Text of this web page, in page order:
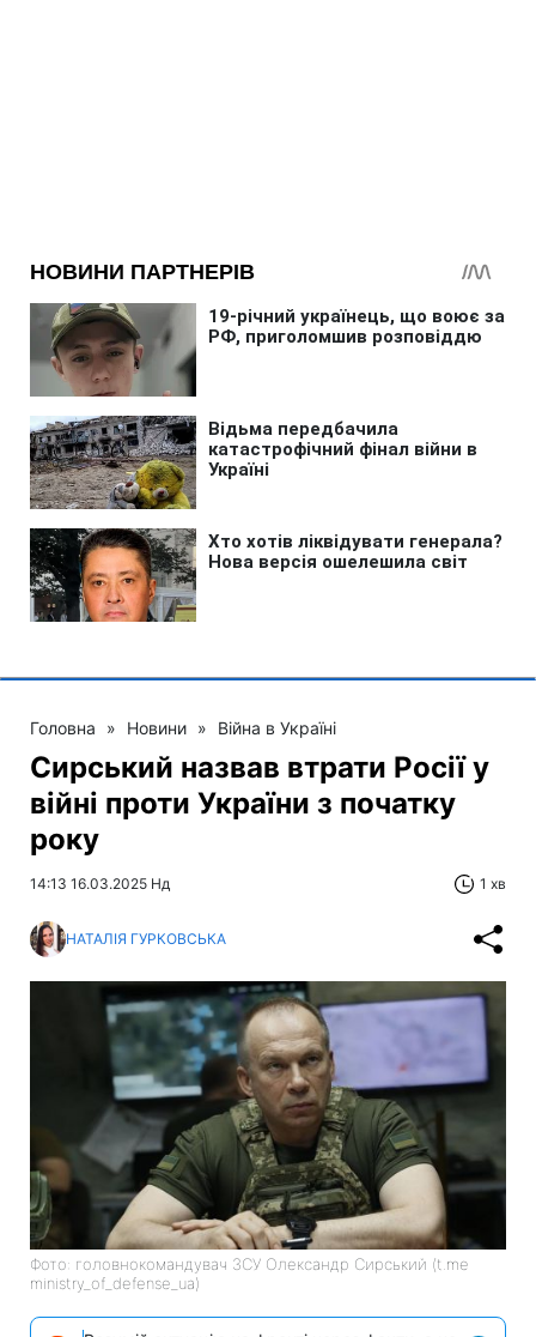
Головна » Новини » Війна в Україні
Сирський назвав втрати Росії у
війні проти України з початку
року
14:13 16.03.2025 Нд 1 хв
НАТАЛІЯ ГУРКОВСЬКА
Фото: головнокомандувач ЗСУ Олександр Сирський (t.me
ministry_of_defense_ua)